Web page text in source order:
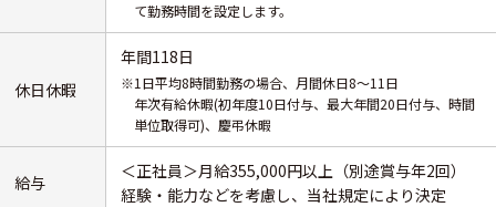
て勤務時間を設定します。
休日休暇
年間118日
※1日平均8時間勤務の場合、月間休日8～11日
年次有給休暇(初年度10日付与、最大年間20日付与、時間
単位取得可)、慶弔休暇
給与
＜正社員＞月給355,000円以上（別途賞与年2回）
経験・能力などを考慮し、当社規定により決定